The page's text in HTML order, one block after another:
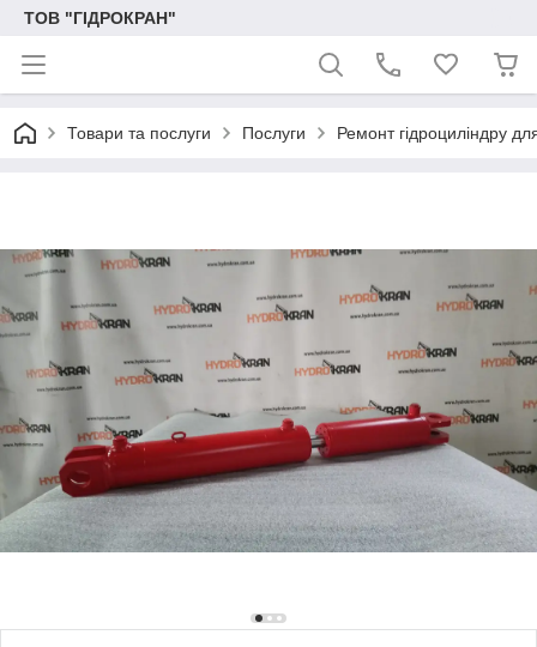
ТОВ "ГІДРОКРАН"
Товари та послуги Послуги Ремонт гідроциліндру